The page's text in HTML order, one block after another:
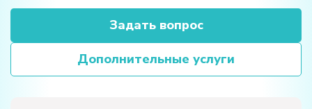
Задать вопрос
Дополнительные услуги